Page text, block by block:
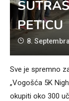
PETICU
8.
Sve je spremno
„Vogošća 5K
okupiti oko 300